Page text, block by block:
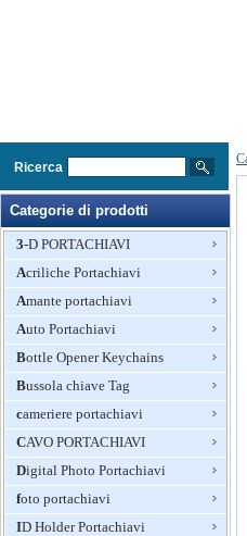
Ricerca
Categorie di prodotti
3-D PORTACHIAVI
Acriliche Portachiavi
Amante portachiavi
Auto Portachiavi
Bottle Opener Keychains
Bussola chiave Tag
cameriere portachiavi
CAVO PORTACHIAVI
Digital Photo Portachiavi
foto portachiavi
ID Holder Portachiavi
Boxe
Fancy Mini
Portachiavi con
spazio di
stampa a
scopo
promozionale